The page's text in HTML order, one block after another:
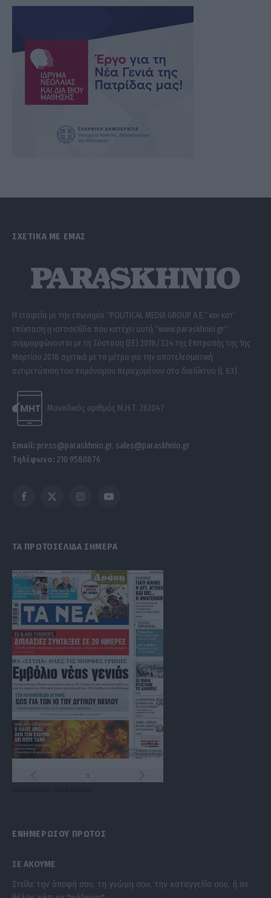
ΣΧΕΤΙΚΑ ΜΕ ΕΜΑΣ
Η εταιρεία με την επωνυμία “POLITICAL MEDIA GROUP A.E.” και κατ’
επέκταση η ιστοσελίδα που κατέχει αυτή “www.paraskhnio.gr”
συμμορφώνονται με τη Σύσταση (ΕΕ) 2018/334 της Επιτροπής της 1ης
Μαρτίου 2018 σχετικά με τα μέτρα για την αποτελεσματική
αντιμετώπιση του παράνομου περιεχομένου στο διαδίκτυο (L 63).
Μοναδικός αριθμός Μ.Η.Τ. 262047
Email: press@paraskhnio.gr, sales@paraskhnio.gr
Τηλέφωνο: 210 9580876
Facebook
X
InstagramYouTube
ΤΑ ΠΡΩΤΟΣΕΛΙΔΑ ΣΗΜΕΡΑ
ΕΝΗΜΕΡΩΣΟΥ ΠΡΩΤΟΣ
ΣΕ ΑΚΟΥΜΕ
Στείλε την άποψή σου, τη γνώμη σου, την καταγγελία σου, ή αν